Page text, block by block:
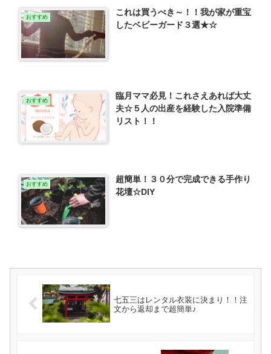
おすすめ
これは買うべき～！！我が家が重宝
したベビーガード３選★☆
おすすめ
臨月ママ必見！これさえあれば大丈
夫☆５人の出産を経験した入院準備
リスト！！
おすすめ
超簡単！３０分で完成できる手作り
花壇☆DIY
七五三はレンタル衣装に決まり！！注
文から返却まで超簡単♪